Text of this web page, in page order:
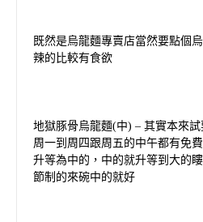
既然是烏龍麵專賣店當然要點個
辣的比較有食欲
地獄豚骨烏龍麵(中) – 其實本來
周一到周四跟周五的中午都有免
升等為中的，中的就升等到大的
節制的來碗中的就好